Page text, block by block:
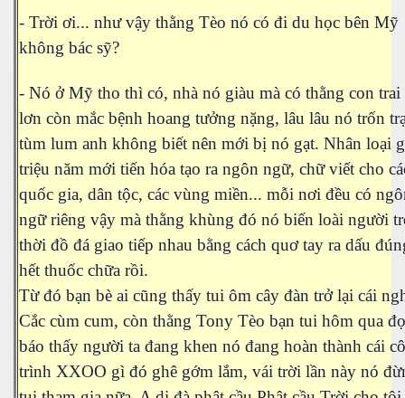
- Trời ơi... như vậy thằng Tèo nó có đi du học bên Mỹ
không bác sỹ?
- Nó ở Mỹ tho thì có, nhà nó giàu mà có thằng con trai
lơn còn mắc bệnh hoang tưởng nặng, lâu lâu nó trốn
tùm lum anh không biết nên mới bị nó gạt. Nhân loại
triệu năm mới tiến hóa tạo ra ngôn ngữ, chữ viết cho
quốc gia, dân tộc, các vùng miền... mỗi nơi đều có
ngữ riêng vậy mà thằng khùng đó nó biến loài người
thời đồ đá giao tiếp nhau bằng cách quơ tay ra dấu
hết thuốc chữa rồi.
Từ đó bạn bè ai cũng thấy tui ôm cây đàn trở lại cái
Cắc cùm cum, còn thằng Tony Tèo bạn tui hôm qua
báo thấy người ta đang khen nó đang hoàn thành cái
trình XXOO gì đó ghê gớm lắm, vái trời lần này nó
giá